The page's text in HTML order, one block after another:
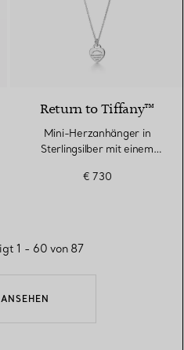
3 Materialien
Return to Tiffany™
Mini-Herzanhänger in
Sterlingsilber mit einem
€ 730
1 - 60 von 87